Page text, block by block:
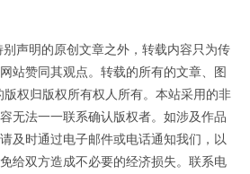
声明的原创文章之外，转载内容只为传
站赞同其观点。转载的所有的文章、图
权归版权所有权人所有。本站采用的非
无法一一联系确认版权者。如涉及作品
及时通过电子邮件或电话通知我们，以
给双方造成不必要的经济损失。联系电